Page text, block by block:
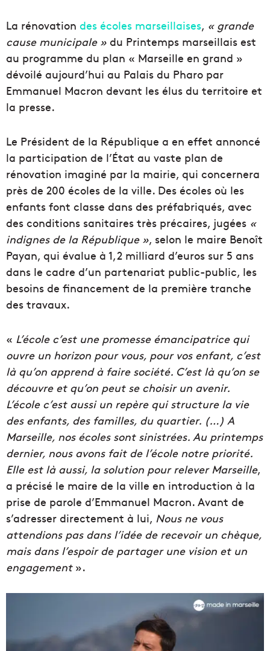
La rénovation des écoles marseillaises, « grande
cause municipale » du Printemps marseillais est
au programme du plan « Marseille en grand »
dévoilé aujourd’hui au Palais du Pharo par
Emmanuel Macron devant les élus du territoire et
la presse.
Le Président de la République a en effet annoncé
la participation de l’État au vaste plan de
rénovation imaginé par la mairie, qui concernera
près de 200 écoles de la ville. Des écoles où les
enfants font classe dans des préfabriqués, avec
des conditions sanitaires très précaires, jugées «
indignes de la République », selon le maire Benoît
Payan, qui évalue à 1,2 milliard d’euros sur 5 ans
dans le cadre d’un partenariat public-public, les
besoins de financement de la première tranche
des travaux.
« L’école c’est une promesse émancipatrice qui
ouvre un horizon pour vous, pour vos enfant, c’est
là qu’on apprend à faire société. C’est là qu’on se
découvre et qu’on peut se choisir un avenir.
L’école c’est aussi un repère qui structure la vie
des enfants, des familles, du quartier. (…) A
Marseille, nos écoles sont sinistrées. Au printemps
dernier, nous avons fait de l’école notre priorité.
Elle est là aussi, la solution pour relever Marseille,
a précisé le maire de la ville en introduction à la
prise de parole d’Emmanuel Macron. Avant de
s’adresser directement à lui, Nous ne vous
attendions pas dans l’idée de recevoir un chèque,
mais dans l’espoir de partager une vision et un
engagement».